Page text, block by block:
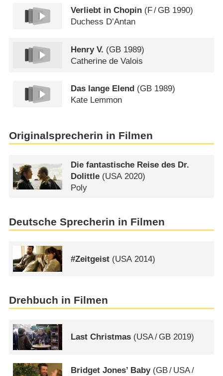
Verliebt in Chopin (F/ GB 1990)
Duchess D’Antan
Henry V. (GB 1989)
Catherine de Valois
Das lange Elend (GB 1989)
Kate Lemmon
Originalsprecherin in Filmen
Die fantastische Reise des Dr.
Dolittle (USA2020)
Poly
Deutsche Sprecherin in Filmen
#Zeitgeist (USA 2014)
Drehbuch in Filmen
Last Christmas (USA/ GB 2019)
Bridget Jones’ Baby(GB/ USA/